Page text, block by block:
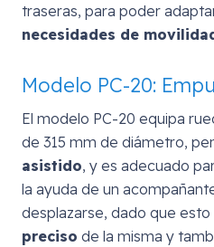
traseras, para poder
necesidades de
Modelo PC-20:
El modelo PC-20 equipa
de 315 mm de diámetro,
asistido, y es adecuado
la ayuda de un
desplazarse, dado que
preciso de la misma y